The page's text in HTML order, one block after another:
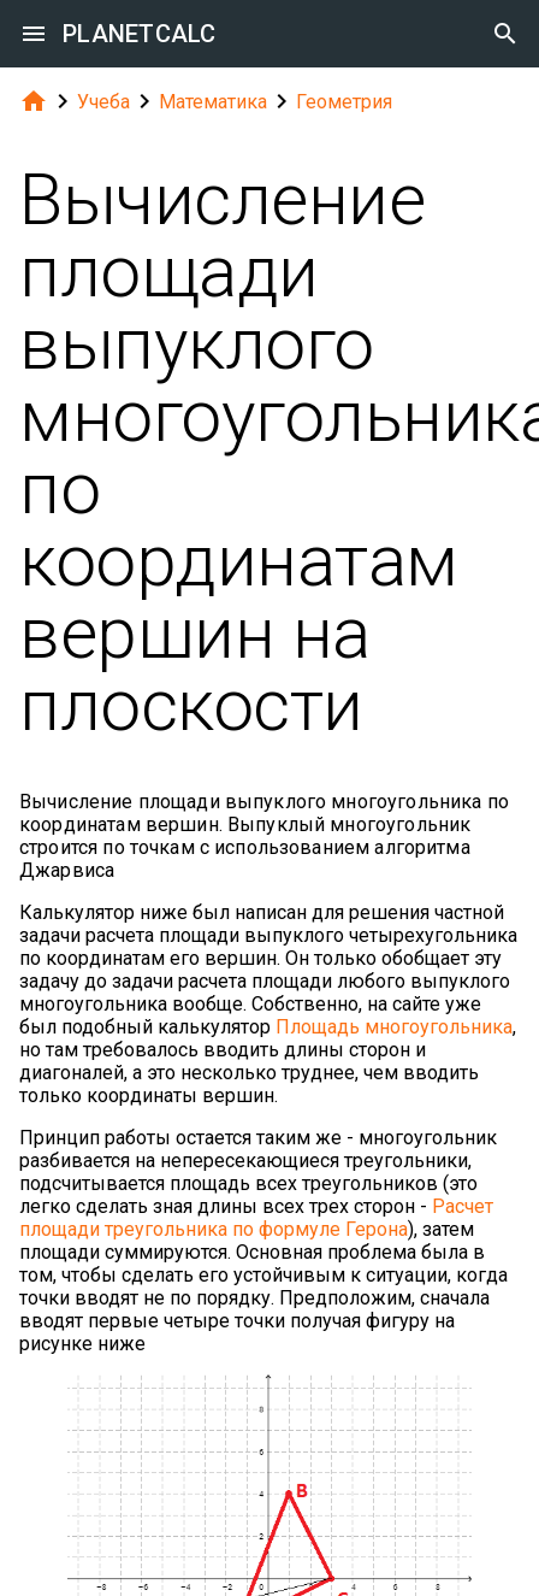
 PLANETCALC 
  Учеба  Математика  Геометрия
Вычисление
площади
выпуклого
по
координатам
вершин на
плоскости
Вычисление площади выпуклого многоугольника по
координатам вершин. Выпуклый многоугольник
строится по точкам с использованием алгоритма
Джарвиса
Калькулятор ниже был написан для решения частной
задачи расчета площади выпуклого четырехугольника
по координатам его вершин. Он только обобщает эту
задачу до задачи расчета площади любого выпуклого
многоугольника вообще. Собственно, на сайте уже
был подобный калькулятор Площадь многоугольника,
но там требовалось вводить длины сторон и
диагоналей, а это несколько труднее, чем вводить
только координаты вершин.
Принцип работы остается таким же - многоугольник
разбивается на непересекающиеся треугольники,
подсчитывается площадь всех треугольников (это
легко сделать зная длины всех трех сторон - Расчет
площади треугольника по формуле Герона), затем
площади суммируются. Основная проблема была в
том, чтобы сделать его устойчивым к ситуации, когда
точки вводят не по порядку. Предположим, сначала
вводят первые четыре точки получая фигуру на
рисунке ниже